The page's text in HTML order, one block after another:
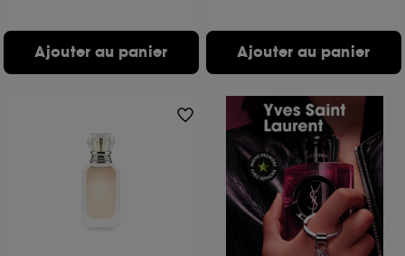
Ajouter au panier Ajouter au panier